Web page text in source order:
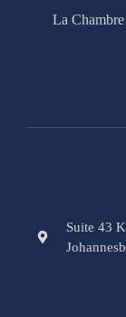
La
Suite 43